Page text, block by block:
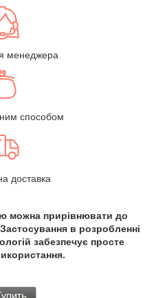
менеджера
способом
доставка
можна прирівнювати до
в розробленні
забезпечує просте